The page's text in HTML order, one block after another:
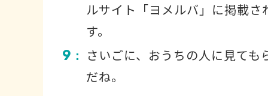
ルサイト「ヨメルバ」に掲載さ
す。
9 ：
さいごに、おうちの人に見ても
だね。